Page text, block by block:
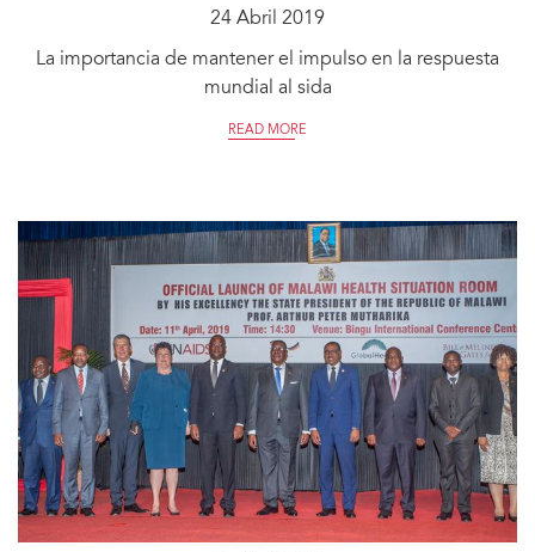
24 Abril 2019
La importancia de mantener el impulso en la respuesta
mundial al sida
READ MORE